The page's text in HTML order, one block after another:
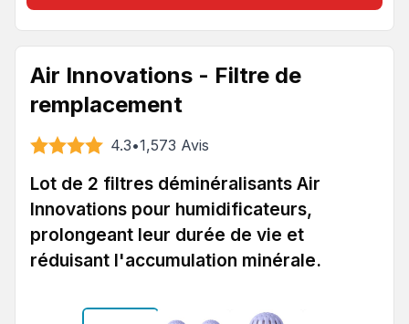
Air Innovations - Filtre de
remplacement
4.3•1,573 Avis
Lot de 2 filtres déminéralisants Air
Innovations pour humidificateurs,
prolongeant leur durée de vie et
réduisant l'accumulation minérale.